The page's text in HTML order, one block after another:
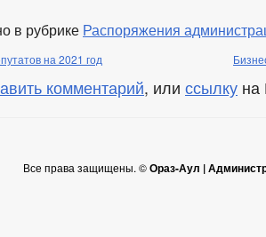
в рубрике Распоряжения
на 2021 год
комментарий, или ссылку на
Все права защищены. ©Ораз-Аул |